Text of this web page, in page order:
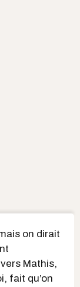
on dirait
Mathis,
fait qu’on